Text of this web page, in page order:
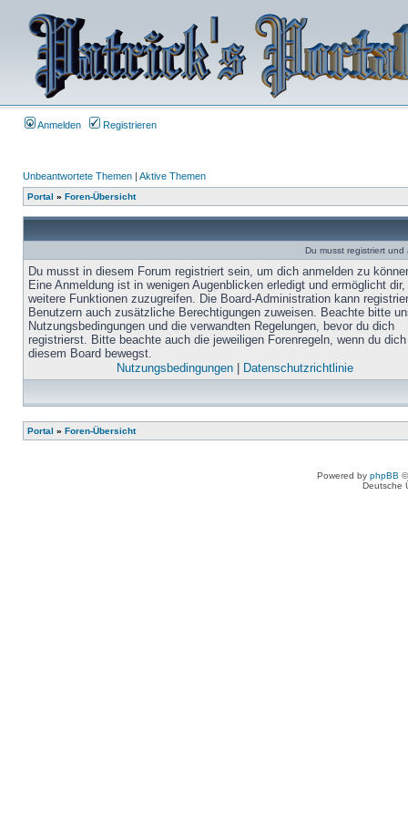
Anmelden Registrieren
Unbeantwortete Themen | Aktive Themen
Portal » Foren-Übersicht
Du musst registriert
Du musst in diesem Forum registriert sein, um dich anmelden zu
Eine Anmeldung ist in wenigen Augenblicken erledigt und ermöglicht
weitere Funktionen zuzugreifen. Die Board-Administration kann
Benutzern auch zusätzliche Berechtigungen zuweisen. Beachte bitte
Nutzungsbedingungen und die verwandten Regelungen, bevor du dich
registrierst. Bitte beachte auch die jeweiligen Forenregeln, wenn du
diesem Board bewegst.
Nutzungsbedingungen| Datenschutzrichtlinie
Portal » Foren-Übersicht
Powered by phpBB
Deutsche